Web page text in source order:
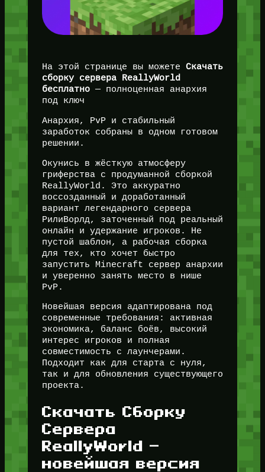
На этой странице вы можете Скачать
сборку сервера ReallyWorld
бесплатно— полноценная анархия
под ключ
Анархия, PvP и стабильный
заработок собраны в одном готовом
решении.
Окунись в жёсткую атмосферу
гриферства с продуманной сборкой
ReallyWorld. Это аккуратно
воссозданный и доработанный
вариант легендарного сервера
РилиВорлд, заточенный под реальный
онлайн и удержание игроков. Не
пустой шаблон, а рабочая сборка
для тех, кто хочет быстро
запустить Minecraft сервер анархии
и уверенно занять место в нише
PvP.
Новейшая версия адаптирована под
современные требования: активная
экономика, баланс боёв, высокий
интерес игроков и полная
совместимость с лаунчерами.
Подходит как для старта с нуля,
так и для обновления существующего
проекта.
Скачать Сборку
Сервера
ReallyWorld —
новейшая версия